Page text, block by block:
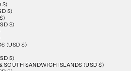
$)
$)
$)
(USD $)
$)
SOUTH SANDWICH ISLANDS (USD $)